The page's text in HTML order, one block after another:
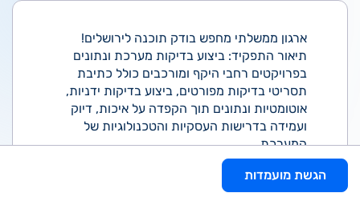
ארגון ממשלתי מחפש בודק תוכנה לירושלים!
תיאור התפקיד: ביצוע בדיקות מערכת ונתונים
בפרויקטים רחבי היקף ומורכבים כולל כתיבת
תסריטי בדיקות מפורטים, ביצוע בדיקות ידניות,
אוטומטיות ונתונים תוך הקפדה על איכות, דיוק
ועמידה בדרישות העסקיות והטכנולוגיות של
המערכת.
דרישות:
הגשת מועמדות